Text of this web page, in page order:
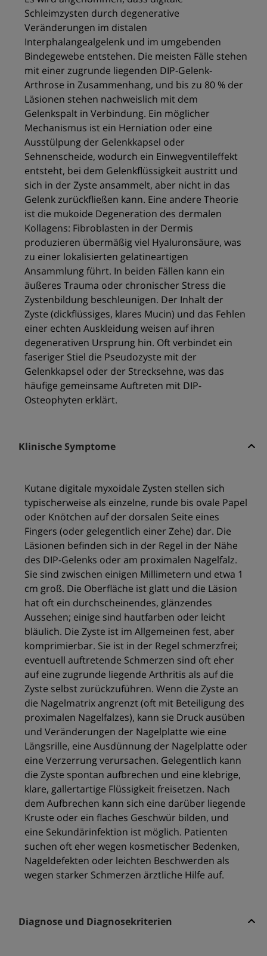
Schleimzysten durch degenerative
Veränderungen im distalen
Interphalangealgelenk und im umgebenden
Bindegewebe entstehen. Die meisten Fälle stehen
mit einer zugrunde liegenden DIP-Gelenk-
Arthrose in Zusammenhang, und bis zu 80 % der
Läsionen stehen nachweislich mit dem
Gelenkspalt in Verbindung. Ein möglicher
Mechanismus ist ein Herniation oder eine
Ausstülpung der Gelenkkapsel oder
Sehnenscheide, wodurch ein Einwegventileffekt
entsteht, bei dem Gelenkflüssigkeit austritt und
sich in der Zyste ansammelt, aber nicht in das
Gelenk zurückfließen kann. Eine andere Theorie
ist die mukoide Degeneration des dermalen
Kollagens: Fibroblasten in der Dermis
produzieren übermäßig viel Hyaluronsäure, was
zu einer lokalisierten gelatineartigen
Ansammlung führt. In beiden Fällen kann ein
äußeres Trauma oder chronischer Stress die
Zystenbildung beschleunigen. Der Inhalt der
Zyste (dickflüssiges, klares Mucin) und das Fehlen
einer echten Auskleidung weisen auf ihren
degenerativen Ursprung hin. Oft verbindet ein
faseriger Stiel die Pseudozyste mit der
Gelenkkapsel oder der Strecksehne, was das
häufige gemeinsame Auftreten mit DIP-
Osteophyten erklärt.
Klinische Symptome
Kutane digitale myxoidale Zysten stellen sich
typischerweise als einzelne, runde bis ovale Papel
oder Knötchen auf der dorsalen Seite eines
Fingers (oder gelegentlich einer Zehe) dar. Die
Läsionen befinden sich in der Regel in der Nähe
des DIP-Gelenks oder am proximalen Nagelfalz.
Sie sind zwischen einigen Millimetern und etwa 1
cm groß. Die Oberfläche ist glatt und die Läsion
hat oft ein durchscheinendes, glänzendes
Aussehen; einige sind hautfarben oder leicht
bläulich. Die Zyste ist im Allgemeinen fest, aber
komprimierbar. Sie ist in der Regel schmerzfrei;
eventuell auftretende Schmerzen sind oft eher
auf eine zugrunde liegende Arthritis als auf die
Zyste selbst zurückzuführen. Wenn die Zyste an
die Nagelmatrix angrenzt (oft mit Beteiligung des
proximalen Nagelfalzes), kann sie Druck ausüben
und Veränderungen der Nagelplatte wie eine
Längsrille, eine Ausdünnung der Nagelplatte oder
eine Verzerrung verursachen. Gelegentlich kann
die Zyste spontan aufbrechen und eine klebrige,
klare, gallertartige Flüssigkeit freisetzen. Nach
dem Aufbrechen kann sich eine darüber liegende
Kruste oder ein flaches Geschwür bilden, und
eine Sekundärinfektion ist möglich. Patienten
suchen oft eher wegen kosmetischer Bedenken,
Nageldefekten oder leichten Beschwerden als
wegen starker Schmerzen ärztliche Hilfe auf.
Diagnose und Diagnosekriterien